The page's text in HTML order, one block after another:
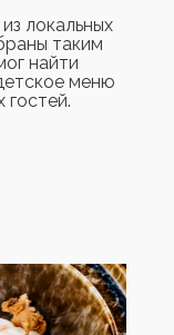
локальных
таким
найти
меню